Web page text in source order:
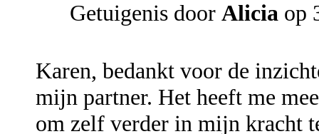
Getuigenis door Alicia op
Karen, bedankt voor de
mijn partner. Het heeft me
om zelf verder in mijn kracht